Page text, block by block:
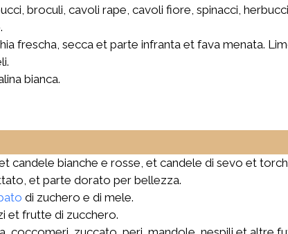
broculi, cavoli rape, cavoli fiore, spinacci,
frescha, secca et parte infranta et fava menata.
bianca.
candele bianche e rosse, et candele di sevo et
et parte dorato per bellezza.
di zuchero e di mele.
et frutte di zucchero.